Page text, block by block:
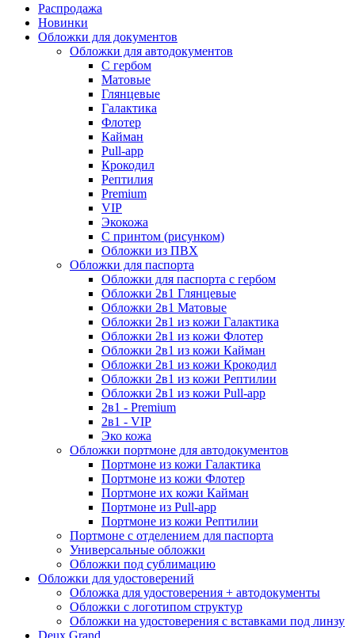
Распродажа
Новинки
Обложки для документов
Обложки для автодокументов
С гербом
Матовые
Глянцевые
Галактика
Флотер
Кайман
Pull-app
Крокодил
Рептилия
Premium
VIP
Экокожа
С принтом (рисунком)
Обложки из ПВХ
Обложки для паспорта
Обложки для паспорта с гербом
Обложки 2в1 Глянцевые
Обложки 2в1 Матовые
Обложки 2в1 из кожи Галактика
Обложки 2в1 из кожи Флотер
Обложки 2в1 из кожи Кайман
Обложки 2в1 из кожи Крокодил
Обложки 2в1 из кожи Рептилии
Обложки 2в1 из кожи Pull-app
2в1 - Premium
2в1 - VIP
Эко кожа
Обложки портмоне для автодокументов
Портмоне из кожи Галактика
Портмоне из кожи Флотер
Портмоне их кожи Кайман
Портмоне из Pull-app
Портмоне из кожи Рептилии
Портмоне с отделением для паспорта
Универсальные обложки
Обложки под сублимацию
Обложки для удостоверений
Обложка для удостоверения + автодокументы
Обложки с логотипом структур
Обложки на удостоверения с вставками под линзу
Deux Grand